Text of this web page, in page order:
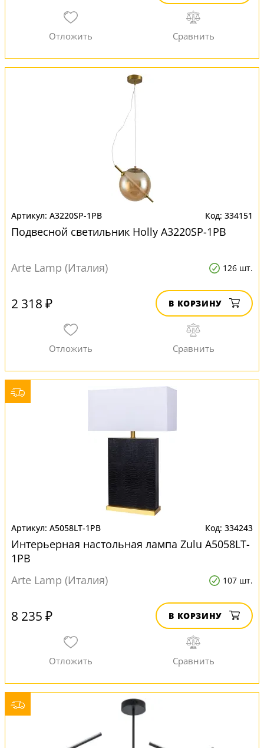
A3220SP-1PB 334151
Подвесной светильник Нolly A3220SP-1PB
Arte Lamp (Италия) 126 шт.
2 318 ₽ В КОРЗИНУ
A5058LT-1PB 334243
Интерьерная настольная лампа Zulu A5058LT-
1PB
Arte Lamp (Италия)
107 шт.
8 235 ₽ В КОРЗИНУ